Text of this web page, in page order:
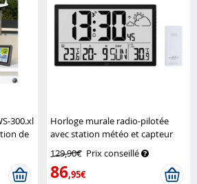
300.xl
de
Horloge murale radio-pilotée
avec station météo et capteur
129,90€ Prix conseillé
86,95€